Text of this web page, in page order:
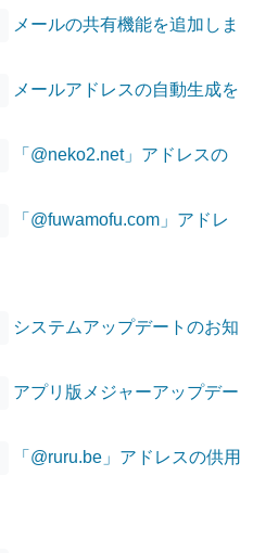
メールの共有機能を追加しま
メールアドレスの自動生成を
「@neko2.net」アドレスの
「@fuwamofu.com」アドレ
システムアップデートのお知
アプリ版メジャーアップデー
「@ruru.be」アドレスの供用